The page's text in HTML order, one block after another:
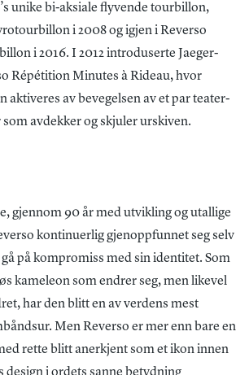
unike bi-aksiale flyvende tourbillon,
i 2008 og igjen i Reverso
i 2016. I 2012 introduserte Jaeger-
Répétition Minutes à Rideau, hvor
aktiveres av bevegelsen av et par teater-
avdekker og skjuler urskiven.
gjennom 90 år med utvikling og utallige
kontinuerlig gjenoppfunnet seg selv
på kompromiss med sin identitet. Som
kameleon som endrer seg, men likevel
har den blitt en av verdens mest
Men Reverso er mer enn bare en
rette blitt anerkjent som et ikon innen